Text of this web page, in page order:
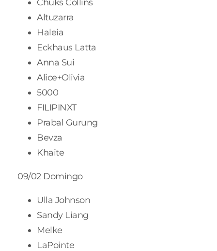
Chuks Collins
Altuzarra
Haleia
Eckhaus Latta
Anna Sui
Alice+Olivia
5000
FILIPINXT
Prabal Gurung
Bevza
Khaite
09/02 Domingo
Ulla Johnson
Sandy Liang
Melke
LaPointe